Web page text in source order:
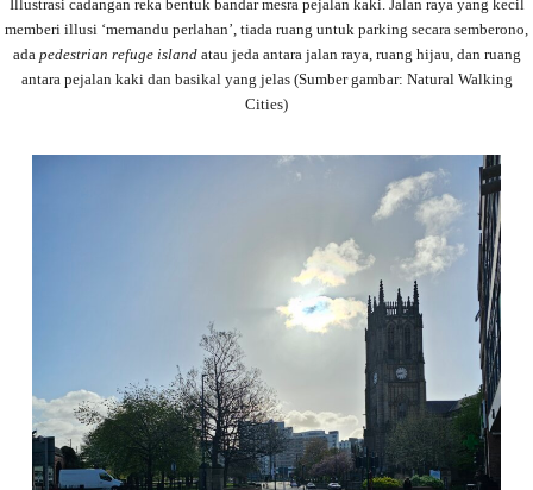
Illustrasi cadangan reka bentuk bandar mesra pejalan kaki. Jalan raya yang kecil
memberi illusi ‘memandu perlahan’, tiada ruang untuk parking secara semberono,
ada pedestrian refuge islandatau jeda antara jalan raya, ruang hijau, dan ruang
antara pejalan kaki dan basikal yang jelas (Sumber gambar: Natural Walking
Cities)